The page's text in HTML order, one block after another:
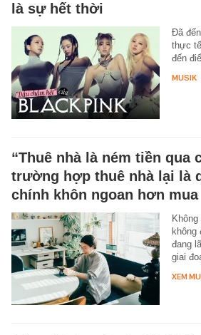
là sự hết thời
Đã
thực
đến
MUSIK
“Thuê nhà là ném tiền qua
trường hợp thuê nhà lại là
chính khôn ngoan hơn mua
không
đang
giai
XEM